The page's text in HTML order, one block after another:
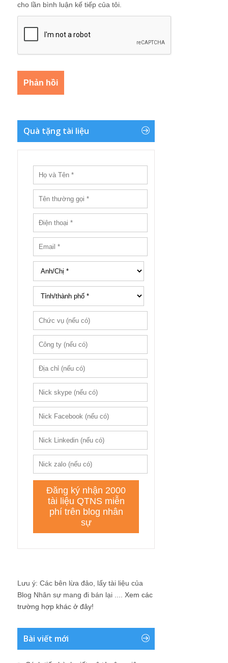
cho lần bình luận kế tiếp của tôi.
Quà tặng tài liệu
Lưu ý: Các bên lừa đảo, lấy tài liệu của
Blog Nhân sự mang đi bán lại .... Xem các
trường hợp khác ở đây!
Bài viết mới